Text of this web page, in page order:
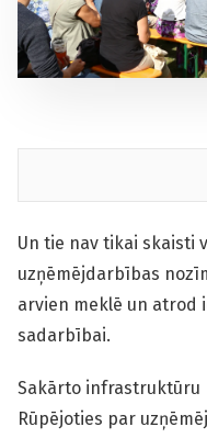
Un tie nav tikai skaisti
uzņēmējdarbības
arvien meklē un atrod
sadarbībai.
Sakārto infrastruktūru
Rūpējoties par